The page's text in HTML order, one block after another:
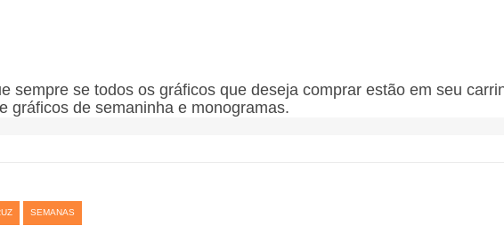
sempre se todos os gráficos que deseja comprar estão em seu
gráficos de semaninha e monogramas.
SEMANAS